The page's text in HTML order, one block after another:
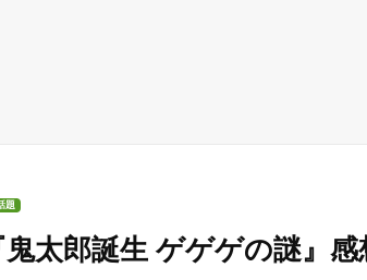
題
鬼太郎誕生 ゲゲゲの謎』